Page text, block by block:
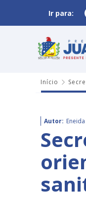
Ir para:
Início
Autor: